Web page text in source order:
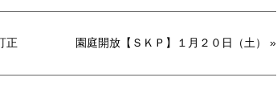
正 園庭開放【ＳＫＰ】１月２０日（土） »